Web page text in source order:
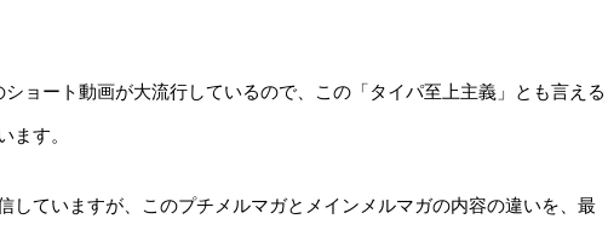
ョート動画が大流行しているので、この「タイパ至上主義」とも言える
ます。
していますが、このプチメルマガとメインメルマガの内容の違いを、最